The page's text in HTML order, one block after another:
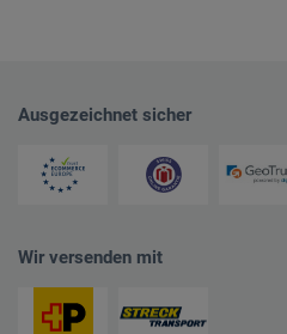
Ausgezeichnet sicher
Wir versenden mit